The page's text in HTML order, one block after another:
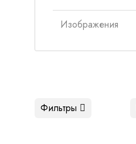
Изображения
Фильтры